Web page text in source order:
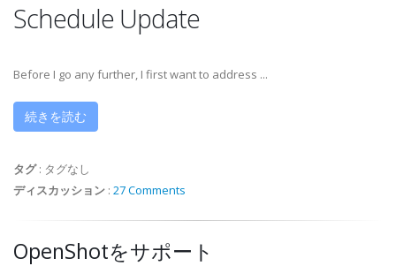
Schedule Update
Before I go any further, I first want to address ...
続きを読む
タグ: タグなし
ディスカッション : 27 Comments
OpenShotをサポート